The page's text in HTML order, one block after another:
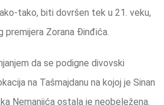
tako, biti dovršen tek u 21. veku,
premijera Zorana Đinđića.
da se podigne divovski
na Tašmajdanu na kojoj je Sinan
Nemanjića ostala je neobeležena.